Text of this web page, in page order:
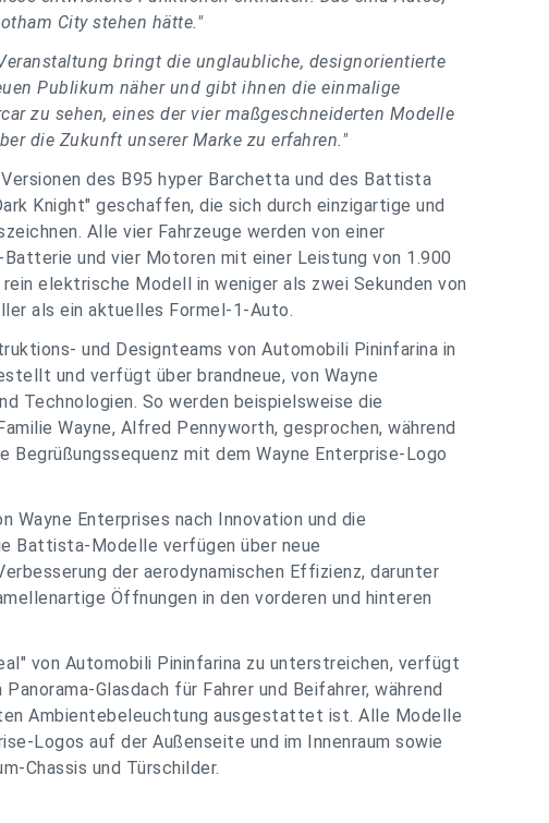
City stehen hätte."
bringt die unglaubliche, designorientierte
Publikum näher und gibt ihnen die einmalige
zu sehen, eines der vier maßgeschneiderten Modelle
die Zukunft unserer Marke zu erfahren."
des B95 hyper Barchetta und des Battista
Knight" geschaffen, die sich durch einzigartige und
Alle vier Fahrzeuge werden von einer
und vier Motoren mit einer Leistung von 1.900
elektrische Modell in weniger als zwei Sekunden von
als ein aktuelles Formel-1-Auto.
und Designteams von Automobili Pininfarina in
und verfügt über brandneue, von Wayne
Technologien. So werden beispielsweise die
Wayne, Alfred Pennyworth, gesprochen, während
mit dem Wayne Enterprise-Logo
Wayne Enterprises nach Innovation und die
Battista-Modelle verfügen über neue
der aerodynamischen Effizienz, darunter
Öffnungen in den vorderen und hinteren
von Automobili Pininfarina zu unterstreichen, verfügt
Glasdach für Fahrer und Beifahrer, während
Ambientebeleuchtung ausgestattet ist. Alle Modelle
Logos auf der Außenseite und im Innenraum sowie
Chassis und Türschilder.